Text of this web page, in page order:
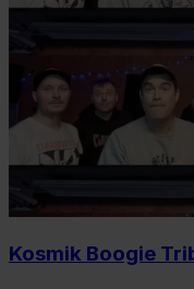
Kosmik Boogie